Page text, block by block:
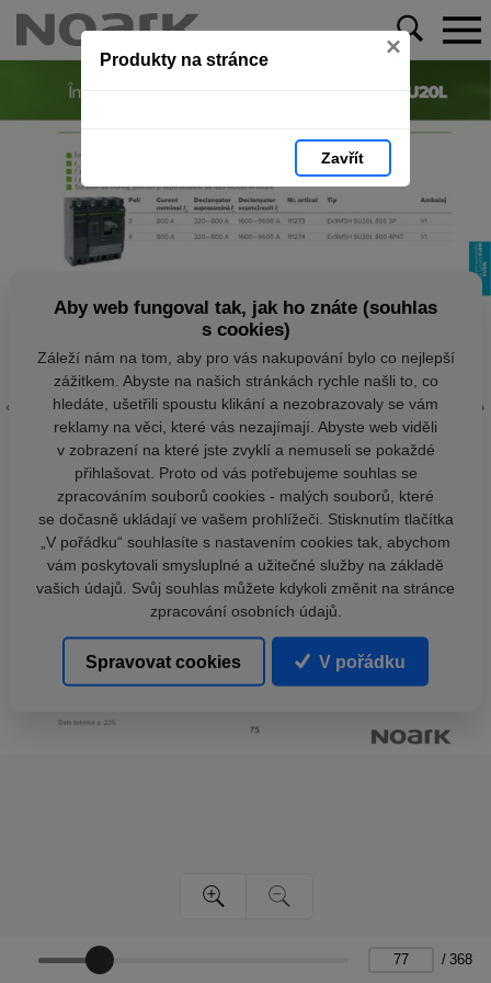
Produkty na stránce ×
Zavřít
/ 368
Aby web fungoval tak, jak ho znáte (souhlas
s cookies)
Záleží nám na tom, aby pro vás nakupování bylo co nejlepší
zážitkem. Abyste na našich stránkách rychle našli to, co
hledáte, ušetřili spoustu klikání a nezobrazovaly se vám
reklamy na věci, které vás nezajímají. Abyste web viděli
v zobrazení na které jste zvyklí a nemuseli se pokaždé
přihlašovat. Proto od vás potřebujeme souhlas se
zpracováním souborů cookies - malých souborů, které
se dočasně ukládají ve vašem prohlížeči. Stisknutím tlačítka
„V pořádku“ souhlasíte s nastavením cookies tak, abychom
vám poskytovali smysluplné a užitečné služby na základě
vašich údajů. Svůj souhlas můžete kdykoli změnit na stránce
zpracování osobních údajů.
Spravovat cookies V pořádku